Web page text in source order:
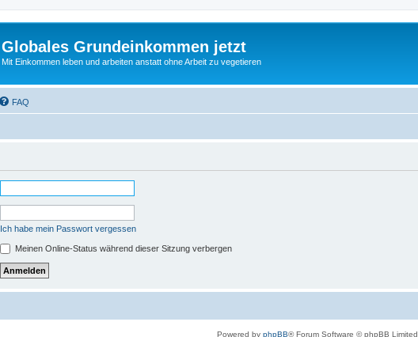
Globales Grundeinkommen jetzt
Mit Einkommen leben und arbeiten anstatt ohne Arbeit zu vegetieren
FAQ
Ich habe mein Passwort vergessen
Meinen Online-Status während dieser Sitzung verbergen
Powered by phpBB® Forum Software © phpBB Limited